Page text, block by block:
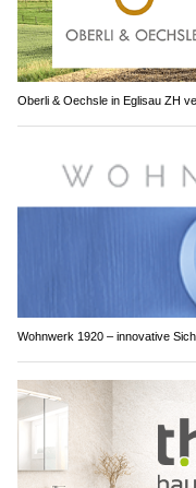
Oberli & Oechsle in Eglisau ZH
Wohnwerk 1920 – innovative